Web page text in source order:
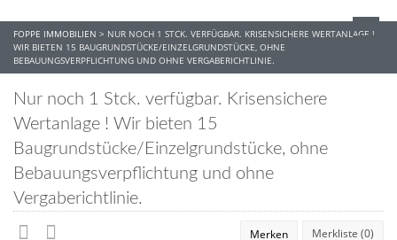
FOPPE IMMOBILIEN > NUR NOCH 1 STCK. VERFÜGBAR. KRISENSICHERE WERTANLAGE !
WIR BIETEN 15 BAUGRUNDSTÜCKE/EINZELGRUNDSTÜCKE, OHNE
BEBAUUNGSVERPFLICHTUNG UND OHNE VERGABERICHTLINIE.
Nur noch 1 Stck. verfügbar. Krisensichere
Wertanlage ! Wir bieten 15
Baugrundstücke/Einzelgrundstücke, ohne
Bebauungsverpflichtung und ohne
Vergaberichtlinie.
Merkliste (0)
Merken